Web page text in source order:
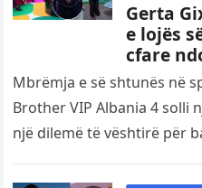
Gerta
e lojës
cfare
Mbrëmja e së shtunës në
Brother VIP Albania 4 solli
një dilemë të vështirë për